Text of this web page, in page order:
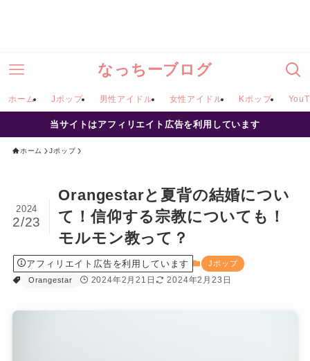
なっちーブログ
ホーム Jポップ 男性アイドル 女性アイドル Kポップ
当サイトはアフィリエイト広告を利用しています
ホーム Jポップ
Orangestarと夏背の結婚につい
て！信仰する宗教についても！
モルモン教って？
2024
2/23
アフィリエイト広告を利用しています
Jポップ
Orangestar
2024年2月21日 2024年2月23日